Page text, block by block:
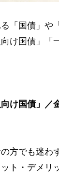
「国債」や
け国債」「
け国債」／
方でも迷わ
ト・デメリ